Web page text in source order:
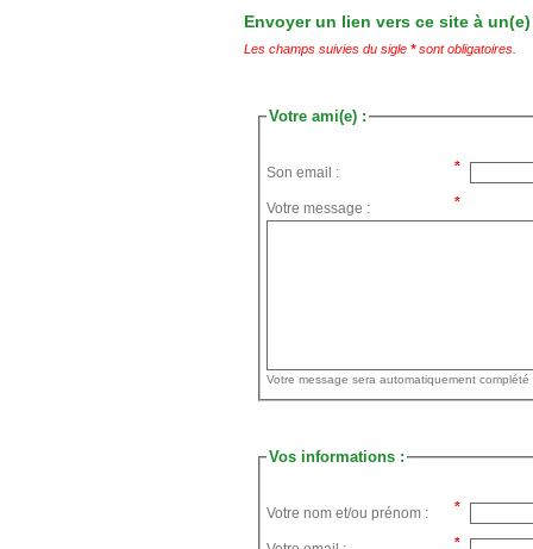
Envoyer un lien vers ce site à
Les champs suivies du sigle *sont obligatoires.
Votre ami(e) :
Son email :
Votre message :
Vos informations :
Votre nom et/ou prénom :